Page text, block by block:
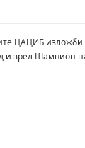
ЦАЦИБ изложби
и зрел Шампион